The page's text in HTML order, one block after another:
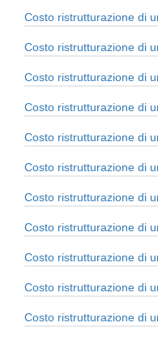
Costo ristrutturazione di
Costo ristrutturazione di
Costo ristrutturazione di
Costo ristrutturazione di
Costo ristrutturazione di
Costo ristrutturazione di
Costo ristrutturazione di
Costo ristrutturazione di
Costo ristrutturazione di
Costo ristrutturazione di
Costo ristrutturazione di